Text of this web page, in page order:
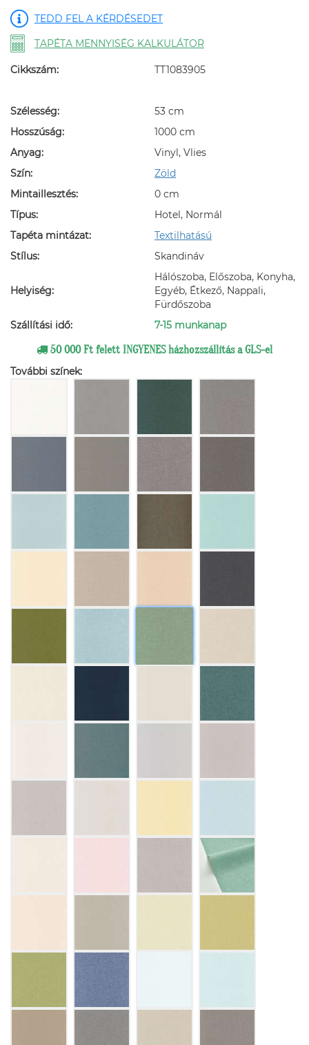
TEDD FEL A KÉRDÉSEDET
TAPÉTA MENNYISÉG KALKULÁTOR
Cikkszám: TT1083905
Szélesség:
53 cm
Hosszúság:
1000 cm
Anyag:
Vinyl, Vlies
Szín:
Zöld
Mintaillesztés:
0 cm
Típus:
Hotel, Normál
Tapéta mintázat:
Textilhatású
Stílus:
Skandináv
Helyiség:
Hálószoba, Előszoba, Konyha,
Egyéb, Étkező, Nappali,
Fürdőszoba
Szállítási idő:
7-15 munkanap
50 000 Ft felett INGYENES házhozszállítás a GLS-el
További színek: